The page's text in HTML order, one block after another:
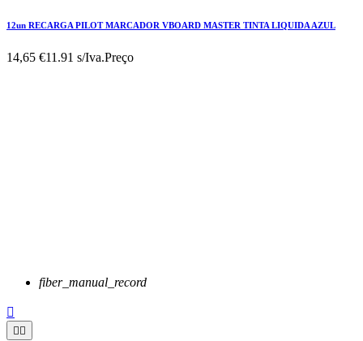
12un RECARGA PILOT MARCADOR VBOARD MASTER TINTA LIQUIDA AZUL
14,65 €11.91 s/Iva.Preço
fiber_manual_record

